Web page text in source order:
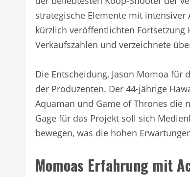
strategische Elemente mit
kürzlich veröffentlichten
Verkaufszahlen und verzeichnete
Die Entscheidung, Jason Momoa
der Produzenten. Der 44-jährige
Aquaman und Game of Thrones die
Gage für das Projekt soll sich
bewegen, was die hohen
Momoas Erfahrung mit